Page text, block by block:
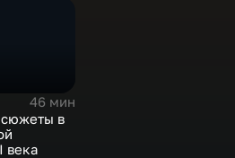
46 мин
сюжеты в
века